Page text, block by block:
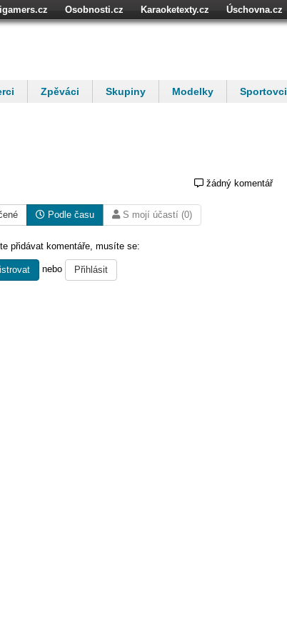
Osobnosti.cz Karaoketexty.cz Úschovna.cz
Zpěváci Skupiny Modelky Sportovci
žádný komentář
Podle času S mojí účastí (0)
přidávat komentáře, musíte se:
nebo Přihlásit